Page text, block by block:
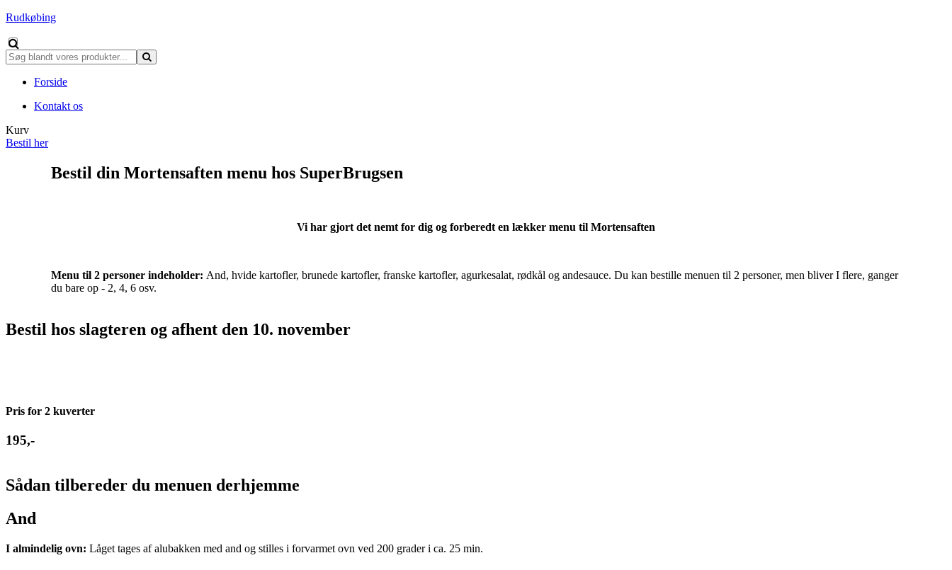
Rudkøbing
Forside
Kontakt os
Kurv
Bestil her
Bestil din Mortensaften menu hos SuperBrugsen
Vi har gjort det nemt for dig og forberedt en lækker menu til Mortensaften
Menu til 2 personer indeholder: And, hvide kartofler, brunede kartofler, franske kartofler, agurkesalat, rødkål og andesauce. Du kan bestille menuen til 2 personer, men bliver I flere, ganger
du bare op - 2, 4, 6 osv.
Bestil hos slagteren og afhent den 10. november
Pris for 2 kuverter
195,-
Sådan tilbereder du menuen derhjemme
And
I almindelig ovn: Låget tages af alubakken med and og stilles i forvarmet ovn ved 200 grader i ca. 25 min.